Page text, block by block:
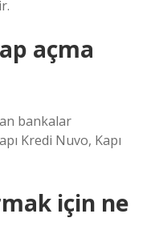
açma
bankalar
Kredi Nuvo, Kapı
için ne